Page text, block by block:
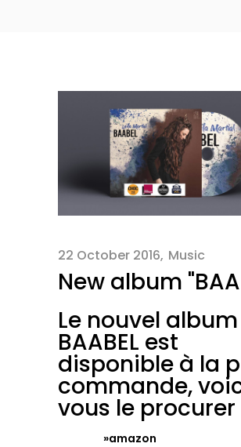
22 October 2016 Music
New album
Le nouvel album
BAABEL est
disponible à la
commande,
vous le procurer
»amazon